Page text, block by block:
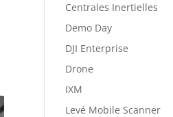
Centrales Inertielles
Demo Day
DJI Enterprise
Drone
IXM
Levé Mobile Scanner